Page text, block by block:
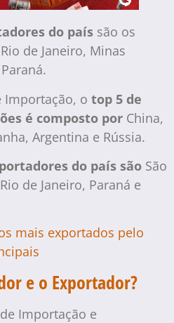
do país são os
de Janeiro, Minas
Importação, o top 5 de
é composto por China,
Argentina e Rússia.
do país são São
de Janeiro, Paraná e
mais exportados pelo
e o Exportador?
Importação e